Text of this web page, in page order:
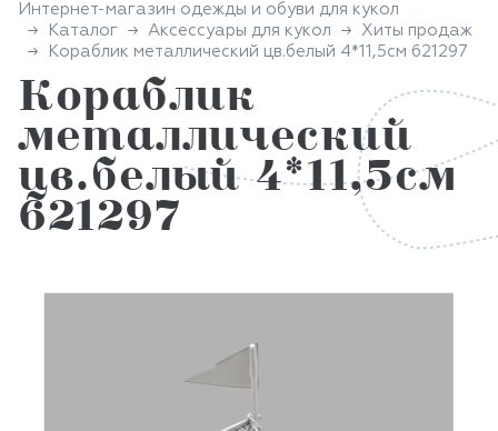
Интернет-магазин одежды и обуви для кукол
Каталог
Аксессуары для кукол
Хиты продаж
Кораблик металлический цв.белый 4*11,5см 621297
Кораблик
металлический
цв.белый 4*11,5см
621297